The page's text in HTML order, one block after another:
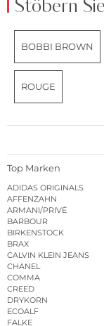
Stöbern
BOBBI BROWN
ROUGE
Top Marken
ADIDAS ORIGINALS
AFFENZAHN
ARMANI/PRIVÉ
BARBOUR
BIRKENSTOCK
BRAX
CALVIN KLEIN JEANS
CHANEL
COMMA
CREED
DRYKORN
ECOALF
FALKE